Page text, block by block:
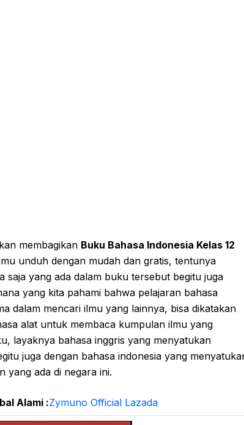
membagikan Buku Bahasa Indonesia Kelas 12
unduh dengan mudah dan gratis, tentunya
saja yang ada dalam buku tersebut begitu juga
yang kita pahami bahwa pelajaran bahasa
dalam mencari ilmu yang lainnya, bisa dikatakan
alat untuk membaca kumpulan ilmu yang
layaknya bahasa inggris yang menyatukan
juga dengan bahasa indonesia yang
yang ada di negara ini.
Alami :Zymuno Official Lazada